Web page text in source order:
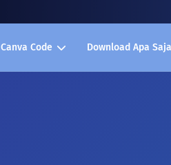
Canva Code Download Apa Saja